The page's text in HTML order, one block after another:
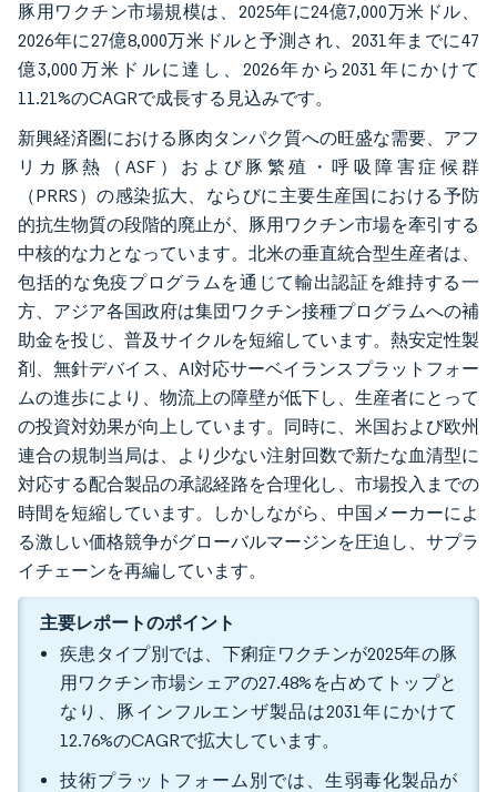
豚用ワクチン市場規模は、2025年に24億7,000万米ドル、
2026年に27億8,000万米ドルと予測され、2031年までに47
億3,000万米ドルに達し、2026年から2031年にかけて
11.21%のCAGRで成長する見込みです。
新興経済圏における豚肉タンパク質への旺盛な需要、アフ
リカ豚熱（ASF）および豚繁殖・呼吸障害症候群
（PRRS）の感染拡大、ならびに主要生産国における予防
的抗生物質の段階的廃止が、豚用ワクチン市場を牽引する
中核的な力となっています。北米の垂直統合型生産者は、
包括的な免疫プログラムを通じて輸出認証を維持する一
方、アジア各国政府は集団ワクチン接種プログラムへの補
助金を投じ、普及サイクルを短縮しています。熱安定性製
剤、無針デバイス、AI対応サーベイランスプラットフォー
ムの進歩により、物流上の障壁が低下し、生産者にとって
の投資対効果が向上しています。同時に、米国および欧州
連合の規制当局は、より少ない注射回数で新たな血清型に
対応する配合製品の承認経路を合理化し、市場投入までの
時間を短縮しています。しかしながら、中国メーカーによ
る激しい価格競争がグローバルマージンを圧迫し、サプラ
イチェーンを再編しています。
主要レポートのポイント
疾患タイプ別では、下痢症ワクチンが2025年の豚
用ワクチン市場シェアの27.48%を占めてトップと
なり、豚インフルエンザ製品は2031年にかけて
12.76%のCAGRで拡大しています。
技術プラットフォーム別では、生弱毒化製品が